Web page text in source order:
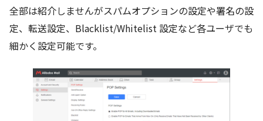
全部は紹介しませんがスパムオプションの設定や署名の設
定、転送設定、Blacklist/Whitelist 設定など各ユーザでも
細かく設定可能です。